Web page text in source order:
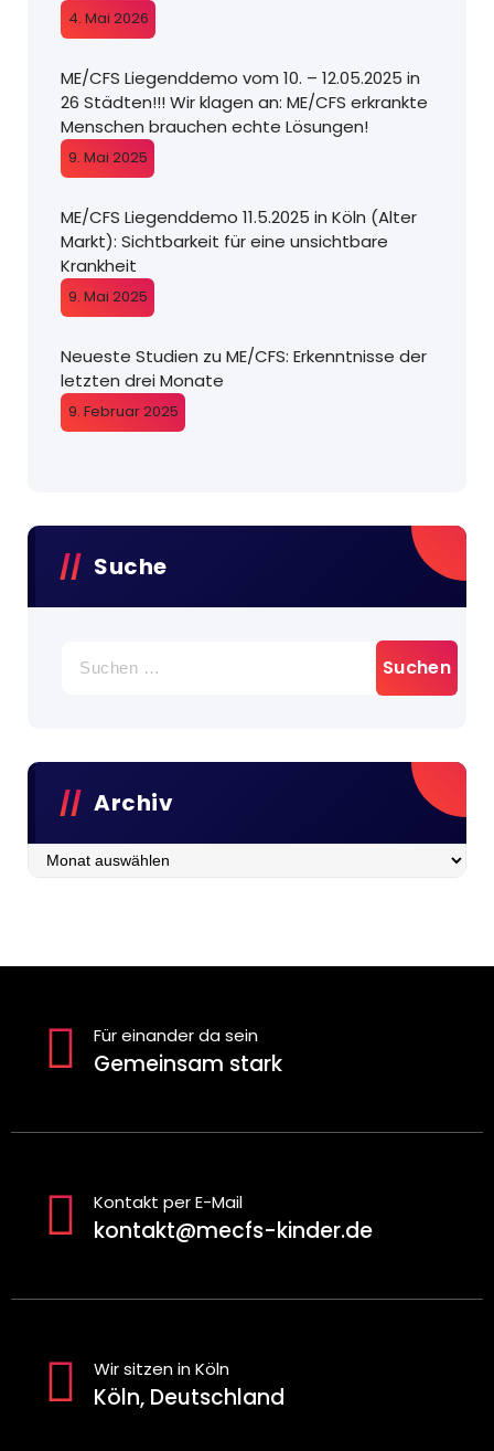
4. Mai 2026
ME/CFS Liegenddemo vom 10. – 12.05.2025 in
26 Städten!!! Wir klagen an: ME/CFS erkrankte
Menschen brauchen echte Lösungen!
9. Mai 2025
ME/CFS Liegenddemo 11.5.2025 in Köln (Alter
Markt): Sichtbarkeit für eine unsichtbare
Krankheit
9. Mai 2025
Neueste Studien zu ME/CFS: Erkenntnisse der
letzten drei Monate
9. Februar 2025
Suche
nach:
Archiv
Archiv
Für einander da sein
Gemeinsam stark
Kontakt per E-Mail
kontakt@mecfs-kinder.de
Wir sitzen in Köln
Köln, Deutschland